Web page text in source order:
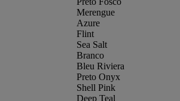
Merengue
Azure
Flint
Sea Salt
Branco
Bleu Riviera
Preto Onyx
Shell Pink
Deep Teal